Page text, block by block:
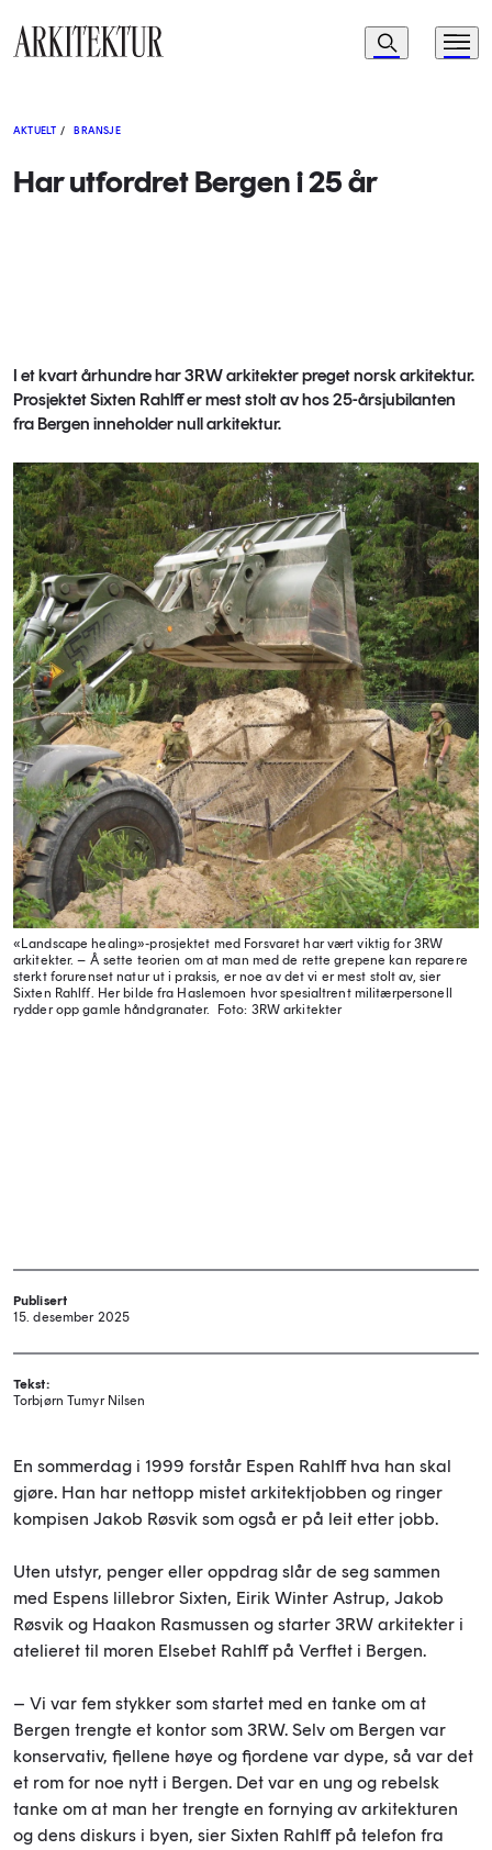
Navigasjon
Søk Meny
AKTUELT / BRANSJE
Har utfordret Bergen i 25 år
I et kvart århundre har 3RW arkitekter preget norsk arkitektur.
Prosjektet Sixten Rahlff er mest stolt av hos 25-årsjubilanten
fra Bergen inneholder null arkitektur.
«Landscape healing»-prosjektet med Forsvaret har vært viktig for 3RW
arkitekter. – Å sette teorien om at man med de rette grepene kan reparere
sterkt forurenset natur ut i praksis, er noe av det vi er mest stolt av, sier
Sixten Rahlff. Her bilde fra Haslemoen hvor spesialtrent militærpersonell
rydder opp gamle håndgranater.
Foto: 3RW arkitekter
Publisert
15. desember 2025
Tekst:
Torbjørn Tumyr Nilsen
En sommerdag i 1999 forstår Espen Rahlff hva han skal
gjøre. Han har nettopp mistet arkitektjobben og ringer
kompisen Jakob Røsvik som også er på leit etter jobb.
Uten utstyr, penger eller oppdrag slår de seg sammen
med Espens lillebror Sixten, Eirik Winter Astrup, Jakob
Røsvik og Haakon Rasmussen og starter 3RW arkitekter i
atelieret til moren Elsebet Rahlff på Verftet i Bergen.
– Vi var fem stykker som startet med en tanke om at
Bergen trengte et kontor som 3RW. Selv om Bergen var
konservativ, fjellene høye og fjordene var dype, så var det
et rom for noe nytt i Bergen. Det var en ung og rebelsk
tanke om at man her trengte en fornying av arkitekturen
og dens diskurs i byen, sier Sixten Rahlff på telefon fra